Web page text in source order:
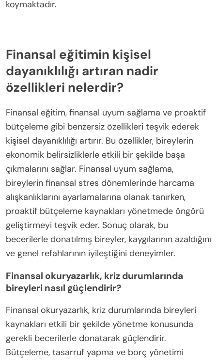
koymaktadır.
Finansal eğitimin kişisel
dayanıklılığı artıran nadir
özellikleri nelerdir?
Finansal eğitim, finansal uyum sağlama ve proaktif
bütçeleme gibi benzersiz özellikleri teşvik ederek
kişisel dayanıklılığı artırır. Bu özellikler, bireylerin
ekonomik belirsizliklerle etkili bir şekilde başa
çıkmalarını sağlar. Finansal uyum sağlama,
bireylerin finansal stres dönemlerinde harcama
alışkanlıklarını ayarlamalarına olanak tanırken,
proaktif bütçeleme kaynakları yönetmede öngörü
geliştirmeyi teşvik eder. Sonuç olarak, bu
becerilerle donatılmış bireyler, kaygılarının azaldığını
ve genel refahlarının iyileştiğini deneyimler.
Finansal okuryazarlık, kriz durumlarında
bireyleri nasıl güçlendirir?
Finansal okuryazarlık, kriz durumlarında bireyleri
kaynakları etkili bir şekilde yönetme konusunda
gerekli becerilerle donatarak güçlendirir.
Bütçeleme, tasarruf yapma ve borç yönetimi